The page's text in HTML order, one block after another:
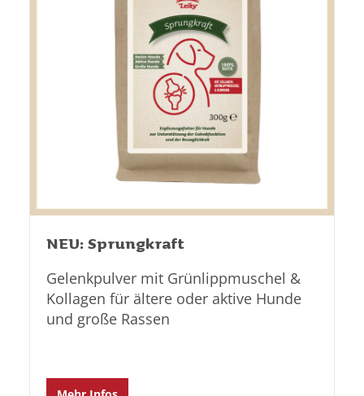
NEU: Sprungkraft
Gelenkpulver mit Grünlippmuschel &
Kollagen für ältere oder aktive Hunde
und große Rassen